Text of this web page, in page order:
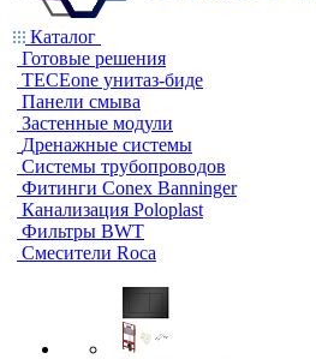
Каталог
Готовые решения
TECEone унитаз-биде
Панели смыва
Застенные модули
Дренажные системы
Системы трубопроводов
Фитинги Conex Banninger
Канализация Poloplast
Фильтры BWT
Смесители Roca